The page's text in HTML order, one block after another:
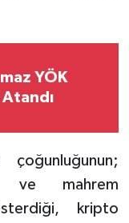
YÖK
çoğunluğunun;
ve mahrem
kripto